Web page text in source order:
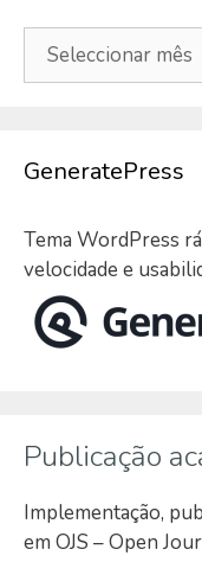
Arquivo
GeneratePress
Tema WordPress
velocidade e
Publicação
Implementação,
em OJS – Open